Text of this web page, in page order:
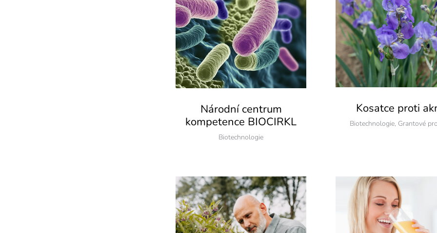
Národní centrum
kompetence BIOCIRKL
Biotechnologie
Kosatce proti
Biotechnologie, Grantové